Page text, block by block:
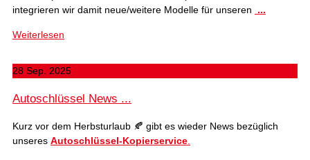
integrieren wir damit neue/weitere Modelle für unseren
...
Weiterlesen
28 Sep. 2025
Autoschlüssel News ...
Kurz vor dem Herbsturlaub 🍂 gibt es wieder News bezüglich
unseres Autoschlüssel-Kopierservice